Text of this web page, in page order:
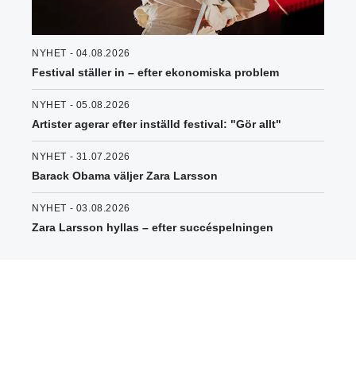
NYHET - 04.08.2026
Festival ställer in – efter ekonomiska problem
NYHET - 05.08.2026
Artister agerar efter inställd festival: "Gör allt"
NYHET - 31.07.2026
Barack Obama väljer Zara Larsson
NYHET - 03.08.2026
Zara Larsson hyllas – efter succéspelningen